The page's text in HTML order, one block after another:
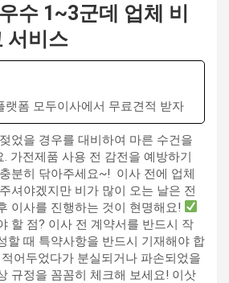
수 1~3군데 업체 비
서비스
랫폼 모두이사에서 무료견적 받자
었을 경우를 대비하여 마른 수건을
가전제품 사용 전 감전을 예방하기
분히 닦아주세요~! ​ 이사 전에 업체
셔야겠지만 비가 많이 오는 날은 전
이사를 진행하는 것이 현명해요!
할 점? 이사 전 계약서를 반드시 작
할 때 특약사항을 반드시 기재해야 합
어두었다가 분실되거나 파손되었을
규정을 꼼꼼히 체크해 보세요! 이삿